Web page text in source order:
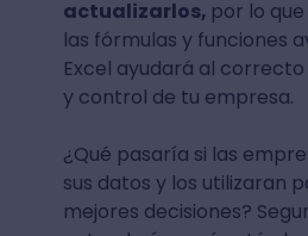
actualizarlos, por lo
las fórmulas y funciones
Excel ayudará al
y control de tu empresa.
¿Qué pasaría si las
sus datos y los utilizaran
mejores decisiones?